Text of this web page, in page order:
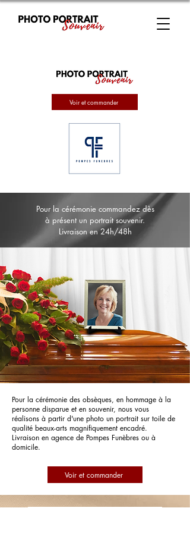
Voir et commander
Pour la cérémonie commandez dès
à présent un portrait souvenir.
Livraison en 24h/48h
Pour la cérémonie des obsèques, en hommage à la
personne disparue et en souvenir, nous vous
réalisons à partir d'une photo un portrait sur toile de
qualité beaux-arts magnifiquement encadré.
Livraison en agence de Pompes Funèbres ou à
domicile.
Voir et commander